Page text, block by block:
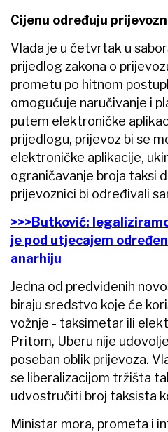
Cijenu određuju
Vlada je u četvrtak u
prijedlog zakona o
prometu po hitnom
omogućuje naručivanje i
putem elektroničke
prijedlogu, prijevoz bi se
elektroničke aplikacije,
ograničavanje broja taksi
prijevoznici bi određivali
>>>Butković:
je pod utjecajem
anarhiju
Jedna od predviđenih
biraju sredstvo koje će
vožnje - taksimetar ili
Pritom, Uberu nije
poseban oblik prijevoza.
se liberalizacijom tržišta
udvostručiti broj taksista
Ministar mora, prometa i